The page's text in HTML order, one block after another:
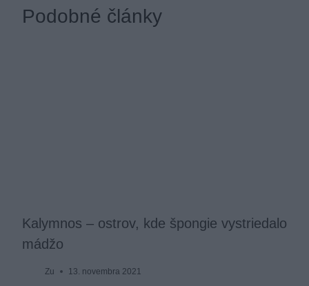
Podobné články
Kalymnos – ostrov, kde špongie vystriedalo
mádžo
Zu 13. novembra 2021